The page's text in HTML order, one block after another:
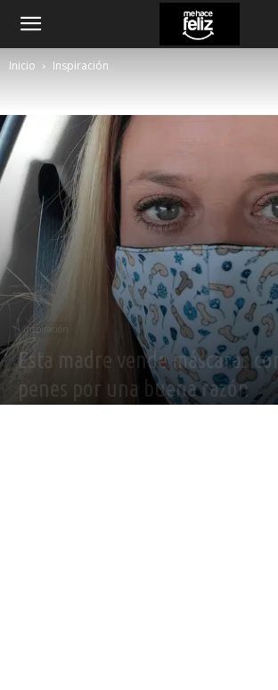
Inicio Inspiración
Inspiración
Esta madre vende máscaras
penes por una buena razón